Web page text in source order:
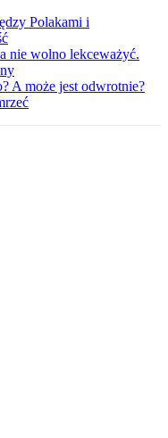
Polakami i
nie wolno lekceważyć.
A może jest odwrotnie?